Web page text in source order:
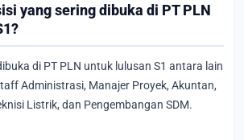
yang sering dibuka di PT PLN
di PT PLN untuk lulusan S1 antara lain
Administrasi, Manajer Proyek, Akuntan,
Listrik, dan Pengembangan SDM.